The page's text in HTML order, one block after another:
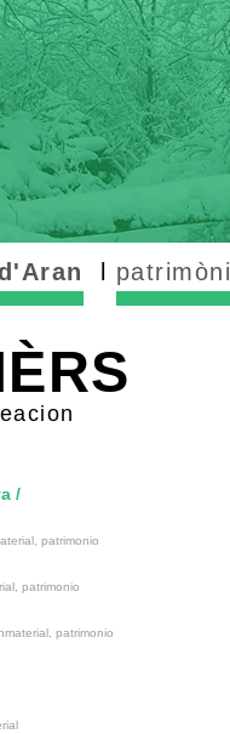
patrimòni
/
patrimonio
patrimonio
patrimonio